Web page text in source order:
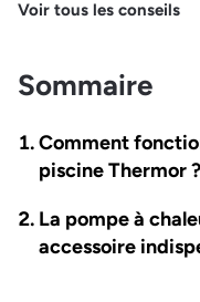
Voir tous les conseils
Sommaire
Comment
piscine Thermor ?
La pompe à
accessoire